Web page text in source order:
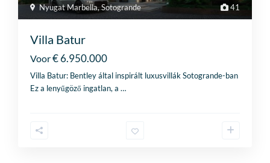
41
Nyugat Marbella,Sotogrande
Villa Batur
Voor€ 6.950.000
Villa Batur: Bentley által inspirált luxusvillák Sotogrande-ban
Ez a lenyűgöző ingatlan, a…